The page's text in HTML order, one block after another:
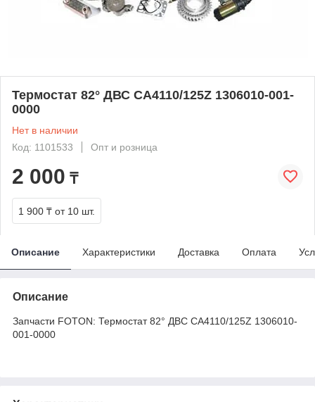
Термостат 82° ДВС CA4110/125Z 1306010-001-
0000
Нет в наличии
Код: 1101533
Опт и розница
2 000 ₸
1 900 ₸ от 10 шт.
Описание Характеристики Доставка Оплата
Описание
Запчасти FOTON: Термостат 82° ДВС CA4110/125Z 1306010-
001-0000